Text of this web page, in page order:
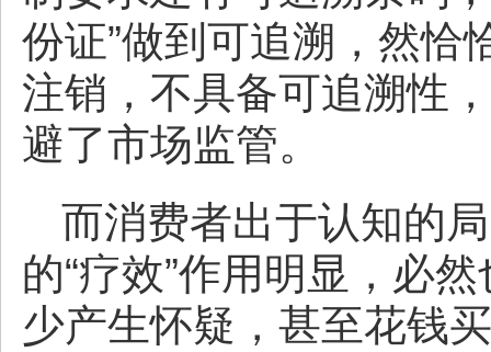
份证”做到可追溯，然恰
注销，不具备可追溯性
避了市场监管。
而消费者出于认知的
的“疗效”作用明显，必
少产生怀疑，甚至花钱